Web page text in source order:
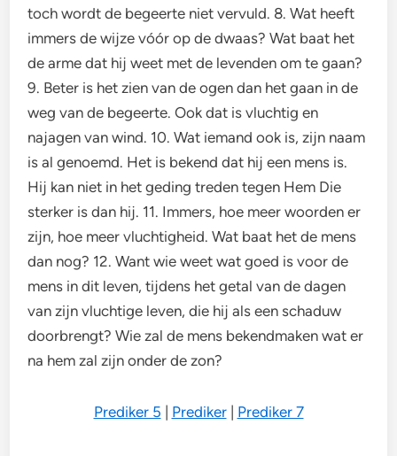
toch wordt de begeerte niet vervuld. 8. Wat heeft
immers de wijze vóór op de dwaas? Wat baat het
de arme dat hij weet met de levenden om te gaan?
9. Beter is het zien van de ogen dan het gaan in de
weg van de begeerte. Ook dat is vluchtig en
najagen van wind. 10. Wat iemand ook is, zijn naam
is al genoemd. Het is bekend dat hij een mens is.
Hij kan niet in het geding treden tegen Hem Die
sterker is dan hij. 11. Immers, hoe meer woorden er
zijn, hoe meer vluchtigheid. Wat baat het de mens
dan nog? 12. Want wie weet wat goed is voor de
mens in dit leven, tijdens het getal van de dagen
van zijn vluchtige leven, die hij als een schaduw
doorbrengt? Wie zal de mens bekendmaken wat er
na hem zal zijn onder de zon?
Prediker 5 Prediker| Prediker 7